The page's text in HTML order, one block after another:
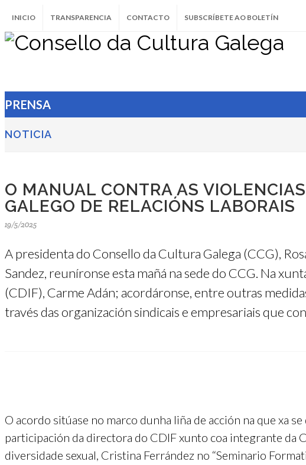
INICIO TRANSPARENCIA CONTACTO SUBSCRÍBETE AO BOLETÍN
PRENSA
NOTICIA
O MANUAL CONTRA AS
GALEGO DE RELACIÓNS LABORAIS
19/5/2025
A presidenta do Consello da Cultura Galega (CCG),
Sandez, reuníronse esta mañá na sede do CCG. Na
(CDIF), Carme Adán; acordáronse, entre outras
través das organización sindicais e empresariais que
O acordo sitúase no marco dunha liña de acción na que xa
participación da directora do CDIF xunto coa integrante da
diversidade sexual, Cristina Ferrández no “Seminario